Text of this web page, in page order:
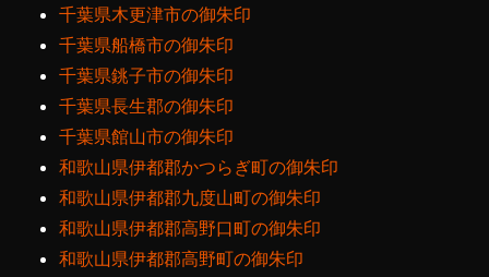
千葉県木更津市の御朱印
千葉県船橋市の御朱印
千葉県銚子市の御朱印
千葉県長生郡の御朱印
千葉県館山市の御朱印
和歌山県伊都郡かつらぎ町の御朱印
和歌山県伊都郡九度山町の御朱印
和歌山県伊都郡高野口町の御朱印
和歌山県伊都郡高野町の御朱印